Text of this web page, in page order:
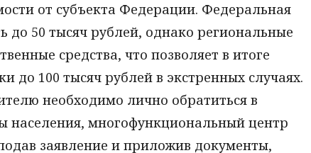
от субъекта Федерации. Федеральная
до 50 тысяч рублей, однако региональные
средства, что позволяет в итоге
до 100 тысяч рублей в экстренных случаях.
необходимо лично обратиться в
населения, многофункциональный центр
заявление и приложив документы,